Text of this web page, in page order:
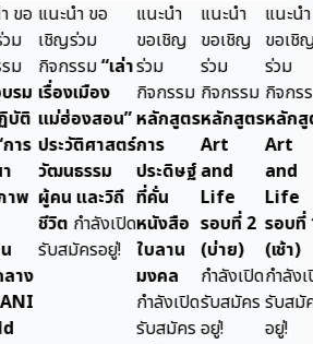
แนะนำขอ
เชิญร่วม
กิจกรรม“เล่า
เรื่องเมือง
แม่ฮ่องสอน”
ประวัติศาสตร์
วัฒนธรรม
ผู้คน และวิถี
กำลังเปิด
รับสมัครอยู่!
แนะนำ
ขอเชิญ
ร่วม
กิจกรรม
หลักสูตร
การ
ประดิษฐ์
ที่คั่น
หนังสือ
ใบลาน
มงคล
กำลังเปิด
รับสมัคร
แนะนำ
ขอเชิญ
กิจกรรม
หลักสูตร
and
Life
รอบที่ 2
(บ่าย)
กำลังเปิด
รับสมัคร
อยู่!
แนะนำ
ขอเชิญ
กิจกรรม
หลักสูตร
and
Life
รอบที่ 1
(เช้า)
กำลังเปิด
รับสมัคร
แ
เ
ก
เ
พั
ศั
ก
ท
ท่
ยุ